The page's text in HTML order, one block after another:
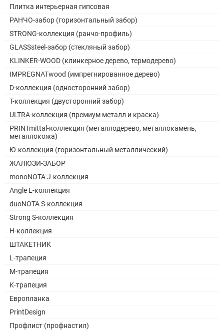
Плитка интерьерная гипсовая
РАНЧО-забор (горизонтальный забор)
STRONG-коллекция (ранчо-профиль)
GLASSsteel-забор (стекляный забор)
KLINKER-WOOD (клинкерное дерево, термодерево)
IMPREGNATwood (импрегнированное дерево)
D-коллекция (односторонний забор)
Т-коллекция (двусторонний забор)
ULTRA-коллекция (премиум металл и краска)
PRINTmittal-коллекция (металлодерево, металлокамень,
металлокожа)
Ю-коллекция (горизонтальный металлический)
ЖАЛЮЗИ-ЗАБОР
monoNOTA J-коллекция
Angle L-коллекция
duoNOTA S-коллекция
Strong S-коллекция
H-коллекция
ШТАКЕТНИК
L-трапеция
M-трапеция
K-трапеция
Европланка
PrintDesign
Профлист (профнастил)